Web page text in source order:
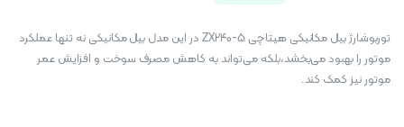
توربوشارژ بیل مکانیکی هیتاچی ZX240-5 در این مدل بیل مکانیکی نه تنها عملکرد
موتور را بهبود می‌بخشد،بلکه می‌تواند به کاهش مصرف سوخت و افزایش عمر
موتور نیز کمک کند.